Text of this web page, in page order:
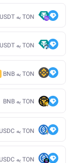
TON به USDT
TON به USDT
TON به BNB
TON به BNB
TON به USDC
TON به USDC